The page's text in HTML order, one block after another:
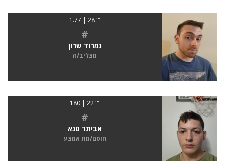
בן 28 | 1.77
#
נמרוד שרון
מצליב/ה
בן 22 | 180
#
אביתר טנא
חוסם/מת אמצע